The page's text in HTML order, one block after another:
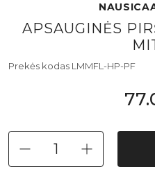
APSAUGINĖS
Prekės kodas LMMFL-HP-PF